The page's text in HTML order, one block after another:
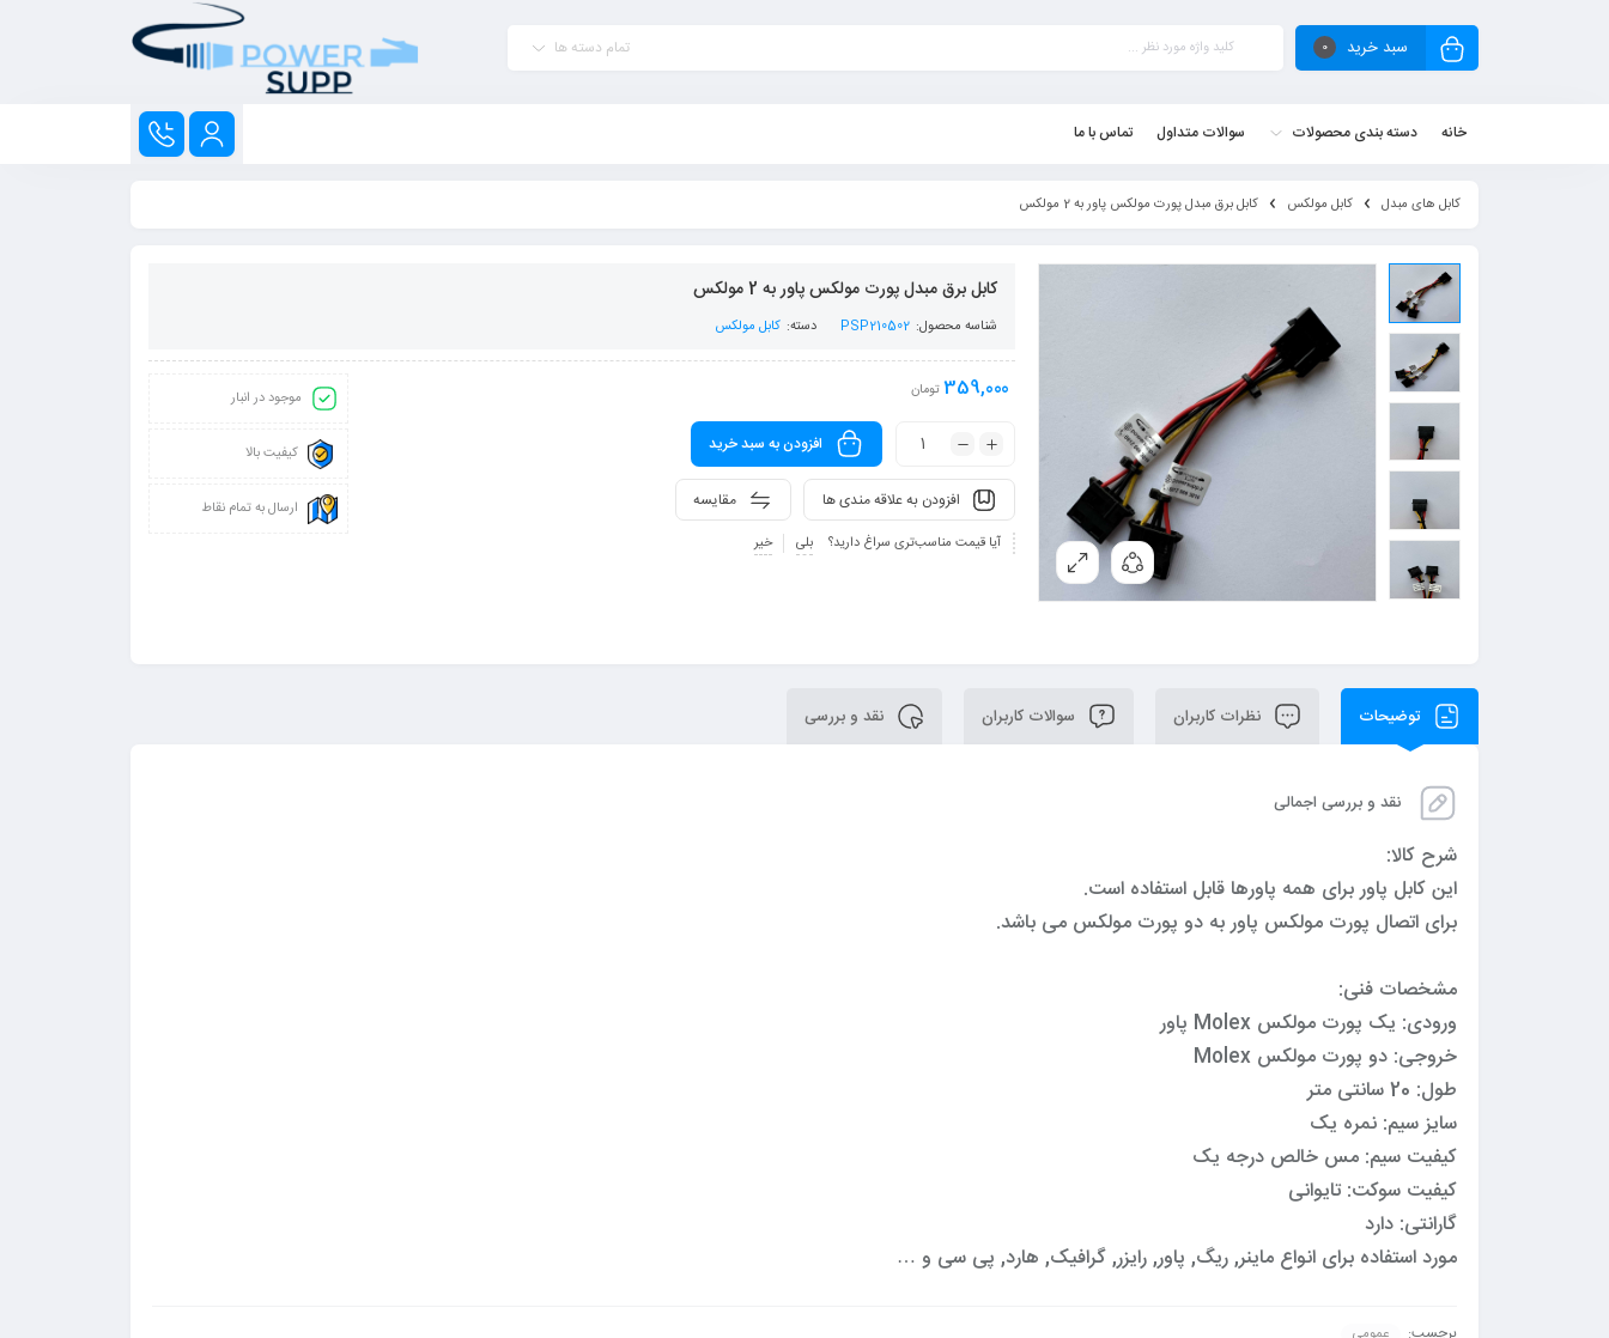
سبد خرید 0 تمام دسته ها
خانه دسته بندی محصولات سوالات متداول تماس با ما
کابل های مبدل کابل مولکس کابل برق مبدل پورت مولکس پاور به 2 مولکس
کابل برق مبدل پورت مولکس پاور به 2 مولکس
شناسه محصول: PSP210502 دسته: کابل مولکس
359,000 تومان
افزودن به سبد خرید
مقایسه افزودن به علاقه مندی ها
آیا قیمت مناسب‌تری سراغ دارید؟ بلی خیر
موجود در انبار
کیفیت بالا
ارسال به تمام نقاط
توضیحات نظرات کاربران سوالات کاربران نقد و بررسی
نقد و بررسی اجمالی
شرح کالا:
این کابل پاور برای همه پاورها قابل استفاده است.
برای اتصال پورت مولکس پاور به دو پورت مولکس می باشد.
مشخصات فنی:
ورودی: یک پورت مولکس Molex پاور
خروجی: دو پورت مولکس Molex
طول: 20 سانتی متر
سایز سیم: نمره یک
کیفیت سیم: مس خالص درجه یک
کیفیت سوکت: تایوانی
گارانتی: دارد
مورد استفاده برای انواع ماینر, ریگ, پاور, رایزر, گرافیک, هارد, پی سی و …
برچسب: